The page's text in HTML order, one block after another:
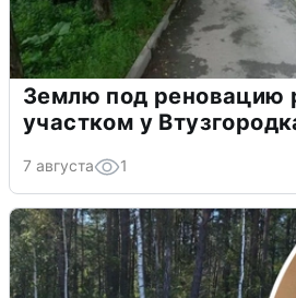
Землю под реновацию
участком у
7 августа 1